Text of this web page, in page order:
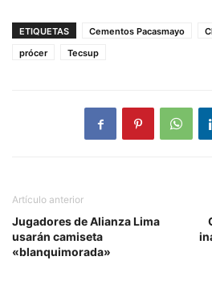
ETIQUETAS Cementos Pacasmayo
prócer
Tecsup
Artículo anterior
Jugadores de Alianza Lima
usarán camiseta
«blanquimorada»